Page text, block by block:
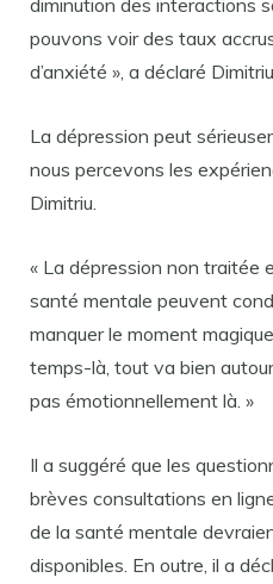
diminution des interactions
pouvons voir des taux
d’anxiété », a déclaré
La dépression peut
nous percevons les
Dimitriu.
« La dépression non traitée
santé mentale peuvent
manquer le moment
temps-là, tout va bien
pas émotionnellement là. »
Il a suggéré que les
brèves consultations en
de la santé mentale
disponibles. En outre, il a